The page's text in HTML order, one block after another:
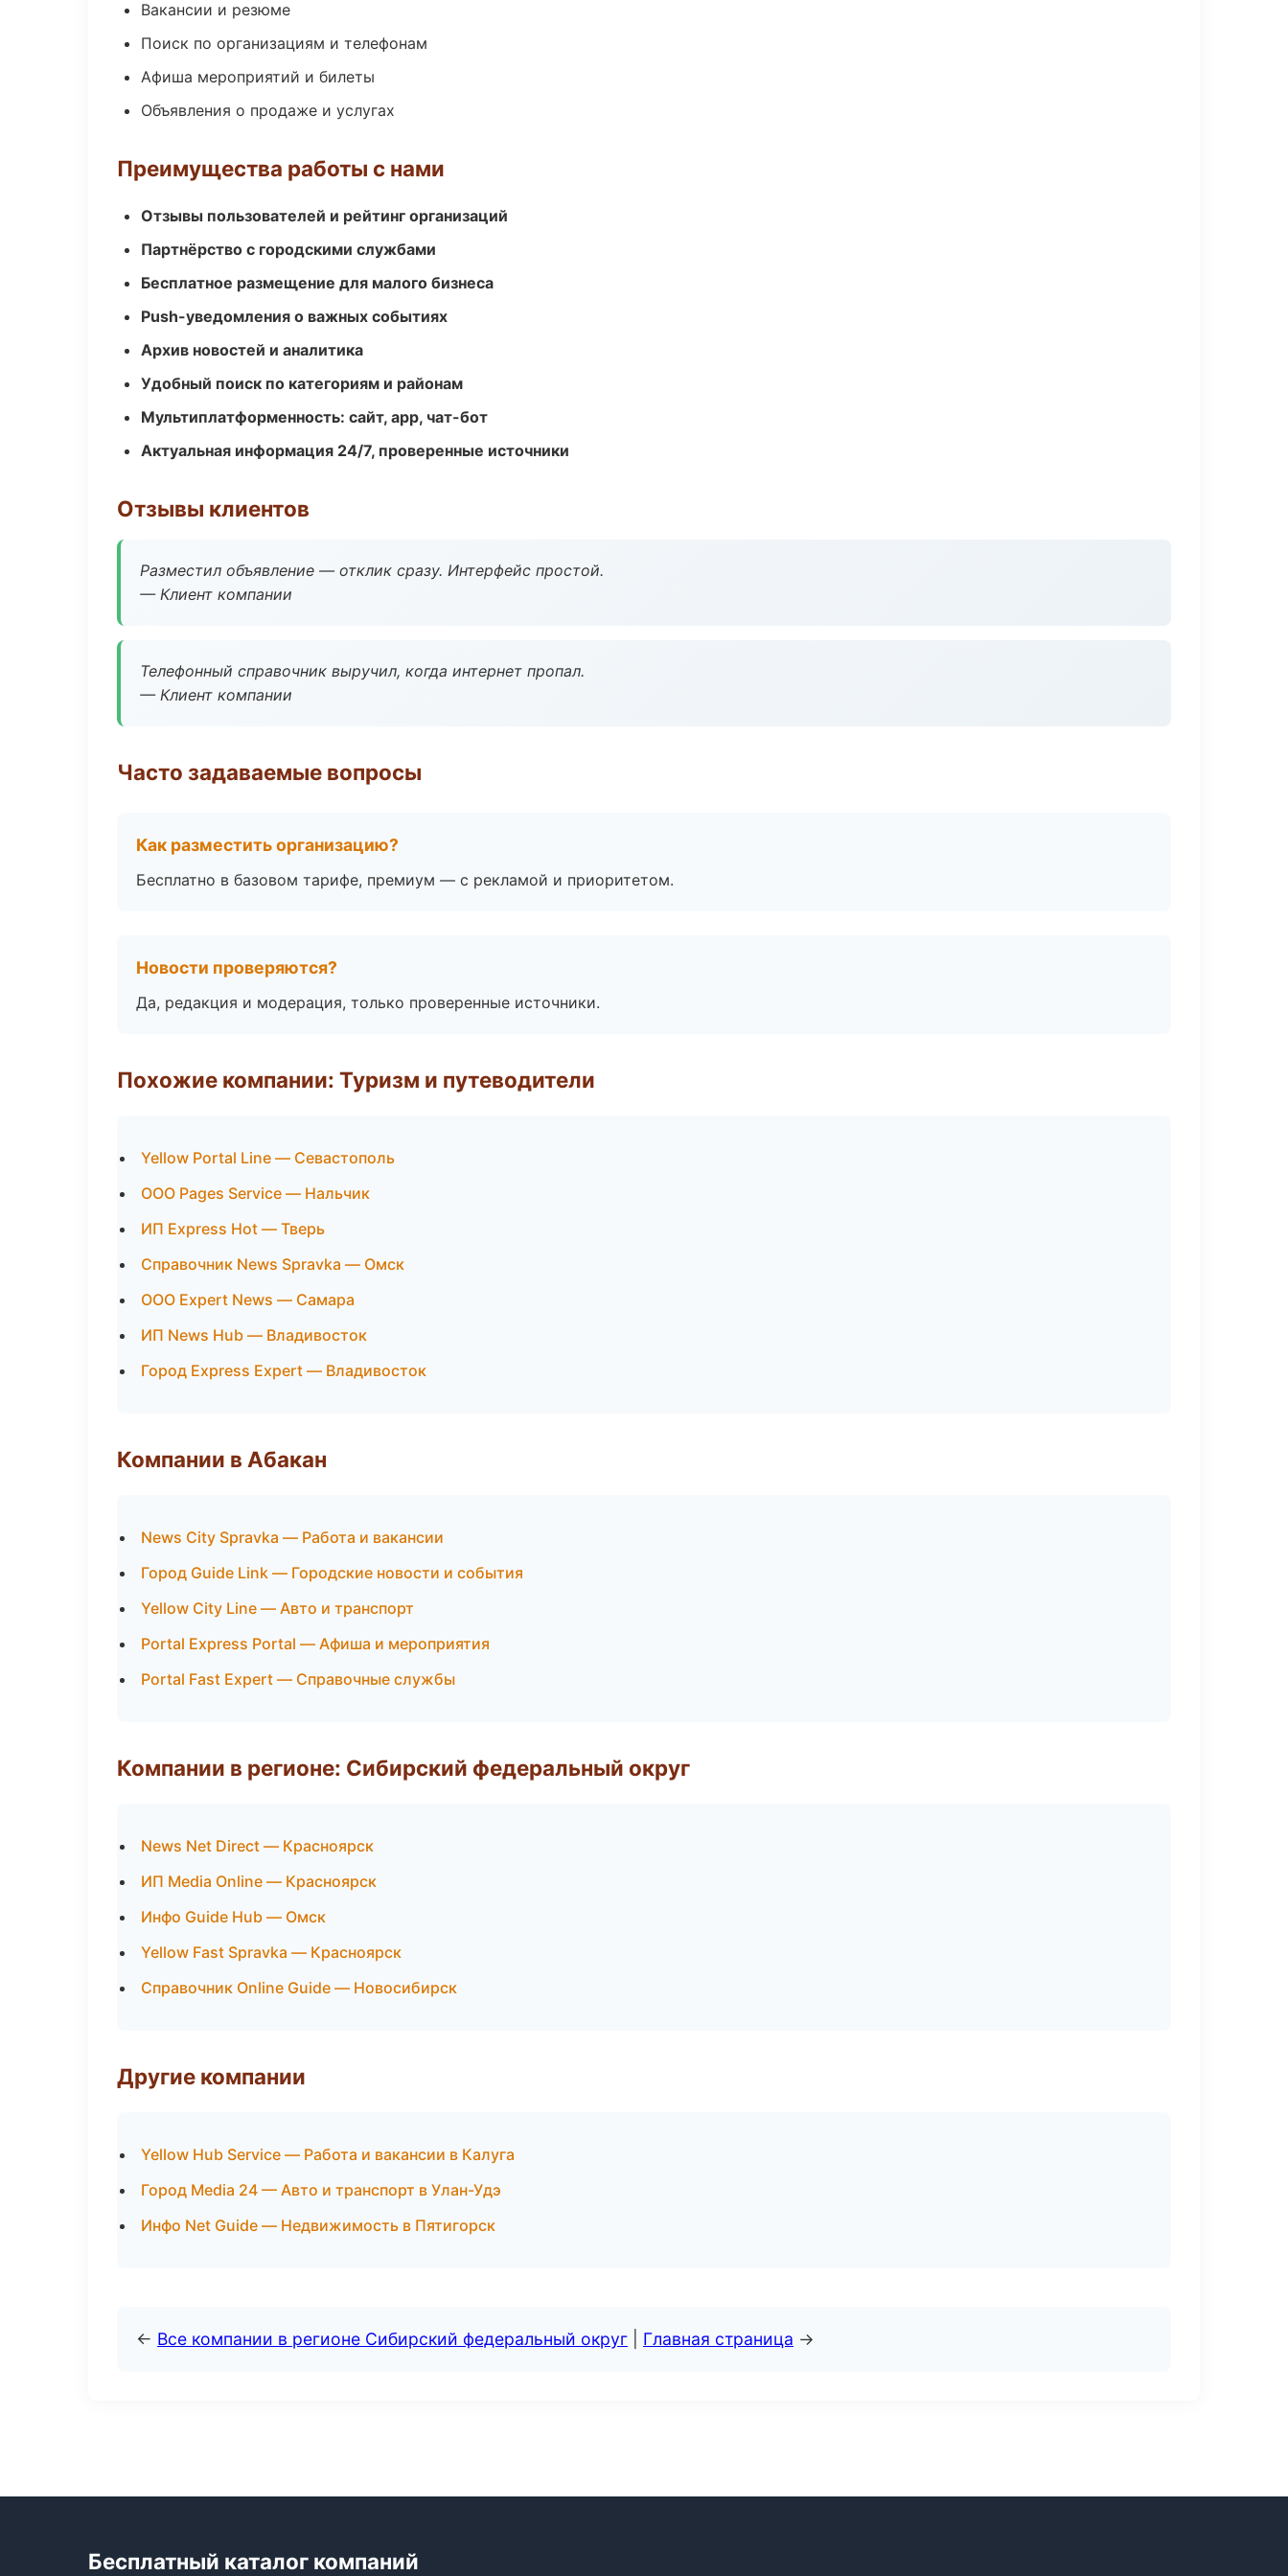
Вакансии и резюме
Поиск по организациям и телефонам
Афиша мероприятий и билеты
Объявления о продаже и услугах
Преимущества работы с нами
Отзывы пользователей и рейтинг организаций
Партнёрство с городскими службами
Бесплатное размещение для малого бизнеса
Push-уведомления о важных событиях
Архив новостей и аналитика
Удобный поиск по категориям и районам
Мультиплатформенность: сайт, app, чат-бот
Актуальная информация 24/7, проверенные источники
Отзывы клиентов
Разместил объявление — отклик сразу. Интерфейс простой.
— Клиент компании
Телефонный справочник выручил, когда интернет пропал.
— Клиент компании
Часто задаваемые вопросы
Как разместить организацию?
Бесплатно в базовом тарифе, премиум — с рекламой и приоритетом.
Новости проверяются?
Да, редакция и модерация, только проверенные источники.
Похожие компании: Туризм и путеводители
Yellow Portal Line — Севастополь
ООО Pages Service — Нальчик
ИП Express Hot — Тверь
Справочник News Spravka — Омск
ООО Expert News — Самара
ИП News Hub — Владивосток
Город Express Expert — Владивосток
Компании в Абакан
News City Spravka — Работа и вакансии
Город Guide Link — Городские новости и события
Yellow City Line — Авто и транспорт
Portal Express Portal — Афиша и мероприятия
Portal Fast Expert — Справочные службы
Компании в регионе: Сибирский федеральный округ
News Net Direct — Красноярск
ИП Media Online — Красноярск
Инфо Guide Hub — Омск
Yellow Fast Spravka — Красноярск
Справочник Online Guide — Новосибирск
Другие компании
Yellow Hub Service — Работа и вакансии в Калуга
Город Media 24 — Авто и транспорт в Улан-Удэ
Инфо Net Guide — Недвижимость в Пятигорск
← Все компании в регионе Сибирский федеральный округ Главная страница →
Бесплатный каталог компаний